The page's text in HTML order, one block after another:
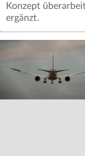
Konzept
ergänzt.